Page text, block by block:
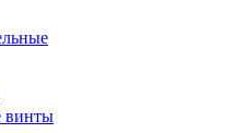
винты